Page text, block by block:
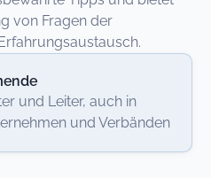
von Fragen der
und Leiter, auch in
und Verbänden